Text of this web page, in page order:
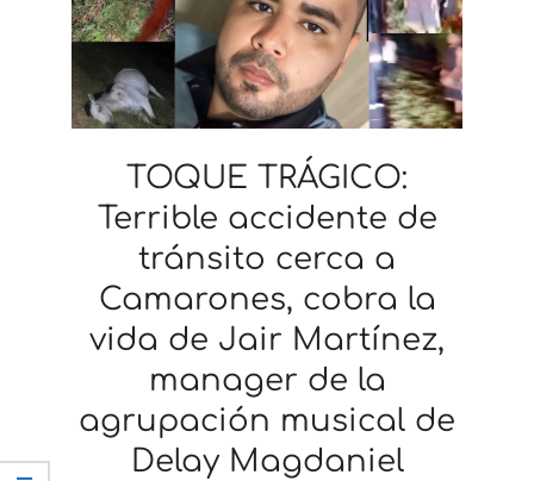
TOQUE TRÁGICO:
Terrible accidente de
tránsito cerca a
Camarones, cobra la
vida de Jair Martínez,
manager de la
agrupación musical de
Delay Magdaniel